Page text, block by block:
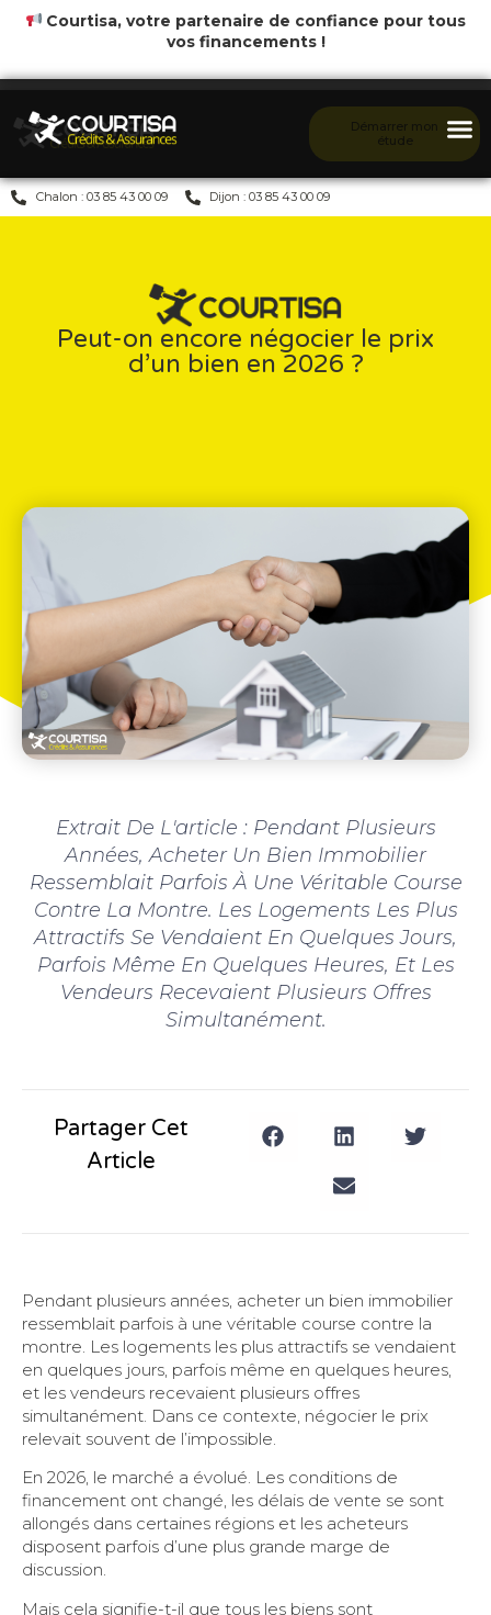
Courtisa, votre partenaire de confiance pour tous
vos financements !
Démarrer mon
étude
Chalon : 03 85 43 00 09 Dijon : 03 85 43 00 09
Peut-on encore négocier le prix
d’un bien en 2026 ?
Extrait De L'article : Pendant Plusieurs
Années, Acheter Un Bien Immobilier
Ressemblait Parfois À Une Véritable Course
Contre La Montre. Les Logements Les Plus
Attractifs Se Vendaient En Quelques Jours,
Parfois Même En Quelques Heures, Et Les
Vendeurs Recevaient Plusieurs Offres
Simultanément.
Partager Cet
Article
Pendant plusieurs années, acheter un bien immobilier
ressemblait parfois à une véritable course contre la
montre. Les logements les plus attractifs se vendaient
en quelques jours, parfois même en quelques heures,
et les vendeurs recevaient plusieurs offres
simultanément. Dans ce contexte, négocier le prix
relevait souvent de l’impossible.
En 2026, le marché a évolué. Les conditions de
financement ont changé, les délais de vente se sont
allongés dans certaines régions et les acheteurs
disposent parfois d’une plus grande marge de
discussion.
Mais cela signifie-t-il que tous les biens sont